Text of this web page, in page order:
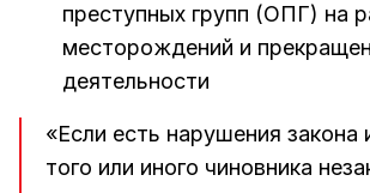
преступных групп (ОПГ) на
месторождений и
деятельности
«Если есть нарушения закона
того или иного чиновника